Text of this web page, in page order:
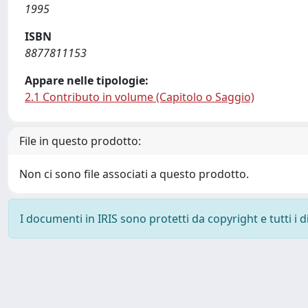
1995
ISBN
8877811153
Appare nelle tipologie:
2.1 Contributo in volume (Capitolo o Saggio)
File in questo prodotto:
Non ci sono file associati a questo prodotto.
I documenti in IRIS sono protetti da copyright e tutti i